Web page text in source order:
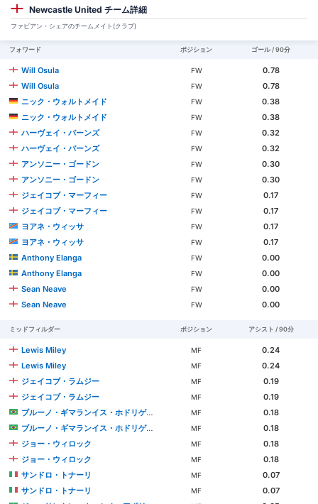
Newcastle United チーム詳細
ファビアン・シェアのチームメイト(クラブ)
フォワード ポジション ゴール / 90分
Will Osula FW
0.78
Will Osula
FW
0.78
ニック・ウォルトメイド
FW
0.38
ニック・ウォルトメイド
FW
0.38
ハーヴェイ・バーンズ
FW
0.32
ハーヴェイ・バーンズ
FW
0.32
アンソニー・ゴードン
FW
0.30
アンソニー・ゴードン
FW
0.30
ジェイコブ・マーフィー
FW
0.17
ジェイコブ・マーフィー
FW
0.17
ヨアネ・ウィッサ
FW
0.17
ヨアネ・ウィッサ
FW
0.17
Anthony Elanga
FW
0.00
Anthony Elanga
FW
0.00
Sean Neave
FW
0.00
Sean Neave
FW 0.00
ミッドフィルダー ポジション アシスト / 90分
Lewis Miley MF
0.24
Lewis Miley
MF
0.24
ジェイコブ・ラムジー
MF
0.19
ジェイコブ・ラムジー
MF
0.19
ブルーノ・ギマランイス・ホドリゲス・モウラ
MF
0.18
ブルーノ・ギマランイス・ホドリゲス・モウラ
MF
0.18
ジョー・ウィロック
MF
0.18
ジョー・ウィロック
MF
0.18
サンドロ・トナーリ
MF
0.07
サンドロ・トナーリ
MF
0.07